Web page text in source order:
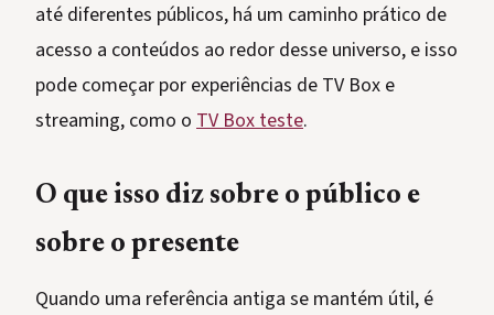
até diferentes públicos, há um caminho prático de
acesso a conteúdos ao redor desse universo, e isso
pode começar por experiências de TV Box e
streaming, como o TV Box teste.
O que isso diz sobre o público e
sobre o presente
Quando uma referência antiga se mantém útil, é